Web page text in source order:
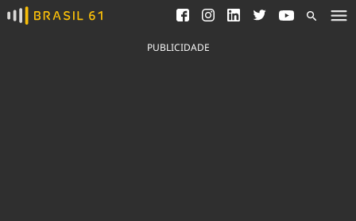
Ver todas as notícias
Saneamento
Indicadores
PUBLICIDADE